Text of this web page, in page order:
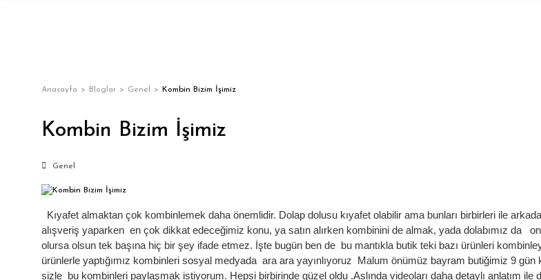
Anasayfa Bloglar Genel Kombin Bizim İşimiz
Kombin Bizim İşimiz
Genel
Kıyafet almaktan çok kombinlemek daha önemlidir. Dolap dolusu kıyafet olabilir ama bunları birbirleri ile
alışveriş yaparken en çok dikkat edeceğimiz konu, ya satın alırken kombinini de almak, yada dolabımız da
olursa olsun tek başına hiç bir şey ifade etmez. İşte bugün ben de bu mantıkla butik teki bazı ürünleri
ürünlerle yaptığımız kombinleri sosyal medyada ara ara yayınlıyoruz Malum önümüz bayram butiğimiz 9
sizle bu kombinleri paylaşmak istiyorum. Hepsi birbirinde güzel oldu .Aslında videoları daha detaylı anlatım